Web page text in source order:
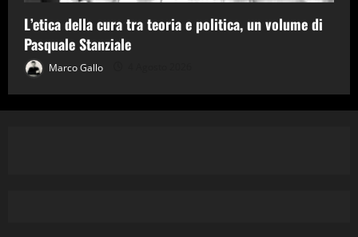
L’etica della cura tra teoria e politica, un volume di
Pasquale Stanziale
Marco Gallo